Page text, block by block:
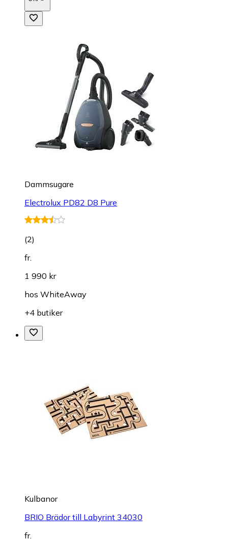
Dammsugare
Electrolux PD82 D8 Pure
(2)
fr.
1 990 kr
hos WhiteAway
+4 butiker
Kulbanor
BRIO Brädor till Labyrint 34030
fr.